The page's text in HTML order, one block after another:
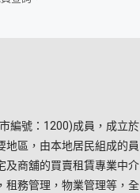
編號：1200)成員，成立於
區，由本地居民組成的員
及商舖的買賣租賃專業中介
租務管理，物業管理等，全